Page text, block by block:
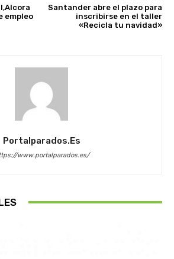
empleo
Santander abre el plazo para
inscribirse en el taller
«Recicla tu navidad»
Portalparados.es
www.portalparados.es/